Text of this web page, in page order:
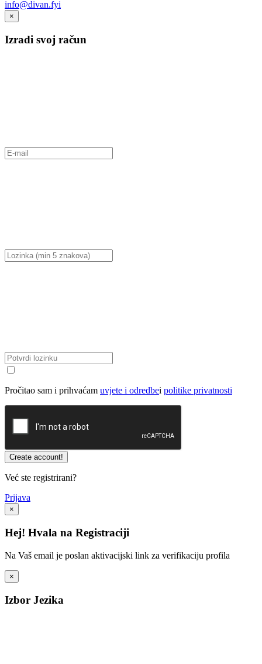
info@divan.fyi
×
Izradi svoj račun
Pročitao sam i prihvaćam uvjete i odredbei politike privatnosti
Već ste registrirani?
Prijava
×
Hej! Hvala na Registraciji
Na Vaš email je poslan aktivacijski link za verifikaciju profila
×
Izbor Jezika